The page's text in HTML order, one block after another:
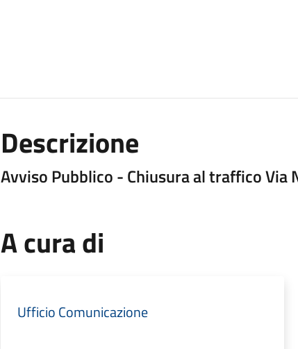
Descrizione
Avviso Pubblico - Chiusura al traffico Via
A cura di
Ufficio Comunicazione